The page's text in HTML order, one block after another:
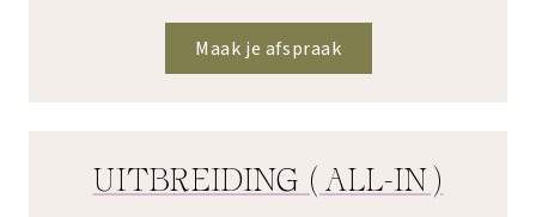
Maak je afspraak
UITBREIDING (ALL-IN)